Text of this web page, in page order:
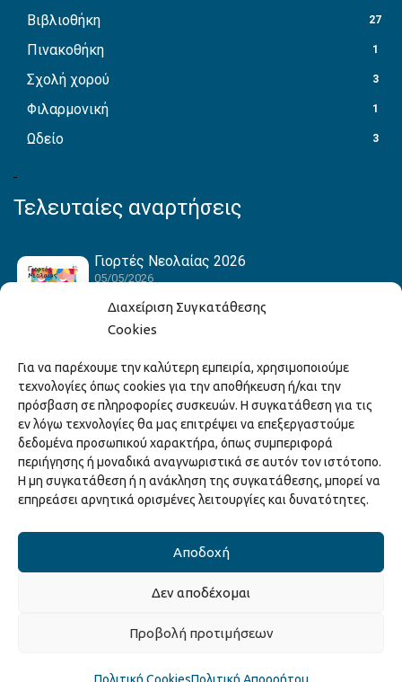
Διαχείριση Συγκατάθεσης
Cookies
Για να παρέχουμε την καλύτερη εμπειρία, χρησιμοποιούμε
τεχνολογίες όπως cookies για την αποθήκευση ή/και την
πρόσβαση σε πληροφορίες συσκευών. Η συγκατάθεση για τις
εν λόγω τεχνολογίες θα μας επιτρέψει να επεξεργαστούμε
δεδομένα προσωπικού χαρακτήρα, όπως συμπεριφορά
περιήγησης ή μοναδικά αναγνωριστικά σε αυτόν τον ιστότοπο.
Η μη συγκατάθεση ή η ανάκληση της συγκατάθεσης, μπορεί να
επηρεάσει αρνητικά ορισμένες λειτουργίες και δυνατότητες.
Αποδοχή
Δεν αποδέχομαι
Προβολή προτιμήσεων
Βιβλιοθήκη 27
Πινακοθήκη 1
Σχολή χορού 3
Φιλαρμονική 1
Ωδείο 3
Τελευταίες αναρτήσεις
Γιορτές Νεολαίας 2026
05/05/2026
Hack the Match: Γνωρίζοντας τα Αμερικανικά
Αθλήματα! Δημιουργώντας το Δικό σου
Game Story!
22/04/2026
Ξάνθη – Πόλις Ονείρων Μουσικών Σχολείων
2026
15/04/2026
Copyright © 2025 Διεύθυνση Πολιτισμού Δήμου Ξάνθης. All Rights
Κατασκευή ιστοσελίδας από τηνCodebase